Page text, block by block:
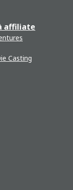
affiliate
Casting